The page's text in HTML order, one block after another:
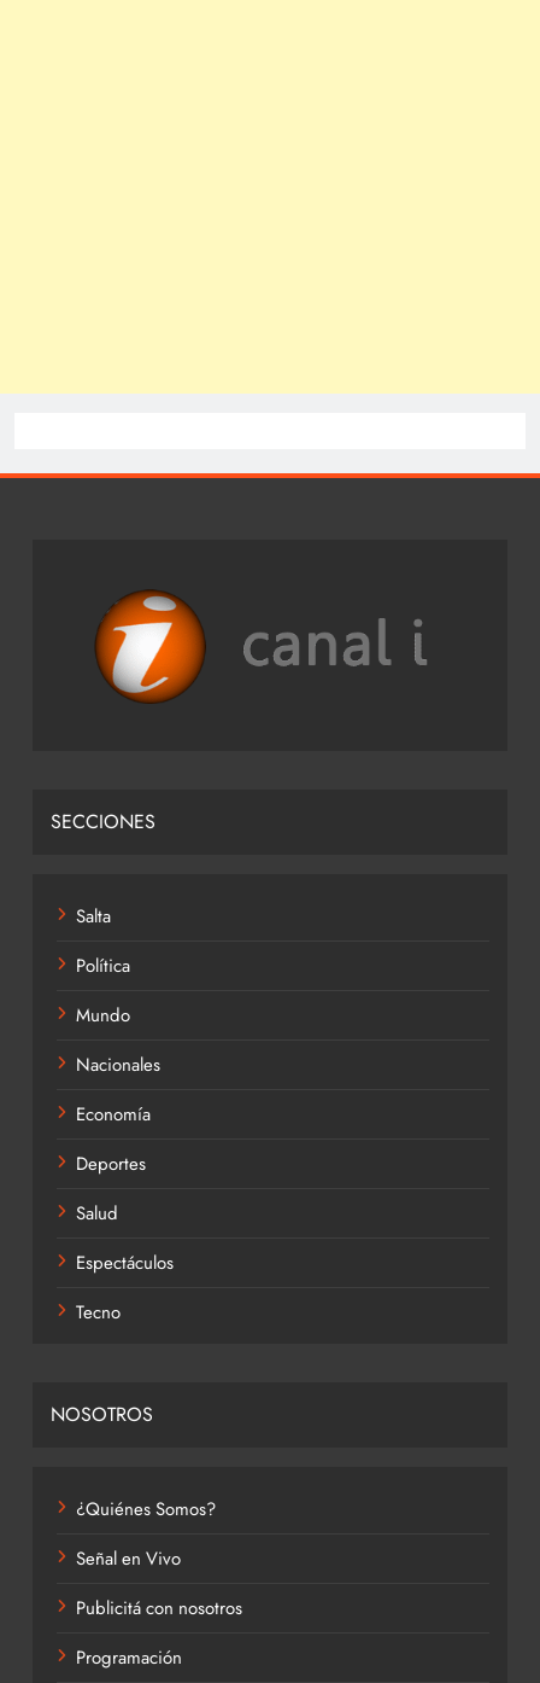
SECCIONES
Salta
Política
Mundo
Nacionales
Economía
Deportes
Salud
Espectáculos
Tecno
NOSOTROS
¿Quiénes Somos?
Señal en Vivo
Publicitá con nosotros
Programación